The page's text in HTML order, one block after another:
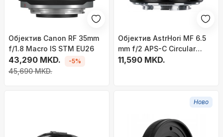
Објектив Canon RF 35mm
f/1.8 Macro IS STM EU26
43,290 MKD.
45,690 MKD.
-5%
Објектив AstrHori MF 6.5
mm f/2 APS-C Circular
Fisheye, за Fujifilm X, црн
11,590 MKD.
Ново